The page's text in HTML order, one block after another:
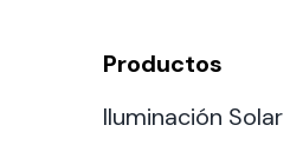
Productos
Iluminación Solar